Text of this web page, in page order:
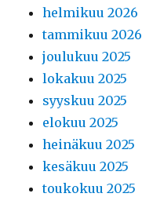
helmikuu 2026
tammikuu 2026
joulukuu 2025
lokakuu 2025
syyskuu 2025
elokuu 2025
heinäkuu 2025
kesäkuu 2025
toukokuu 2025